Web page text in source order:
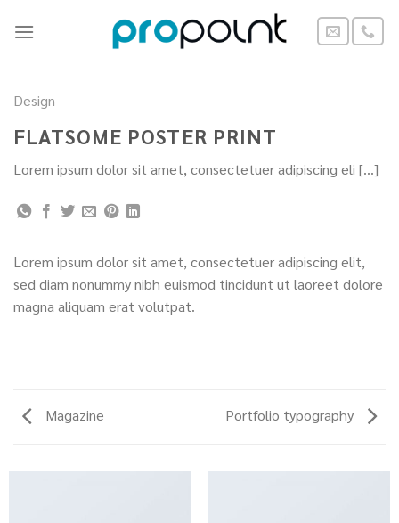
Design
FLATSOME POSTER PRINT
Lorem ipsum dolor sit amet, consectetuer adipiscing eli […]
Lorem ipsum dolor sit amet, consectetuer adipiscing elit,
sed diam nonummy nibh euismod tincidunt ut laoreet dolore
magna aliquam erat volutpat.
Magazine Portfolio typography